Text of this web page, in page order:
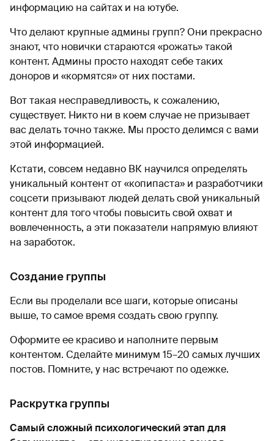
информацию на сайтах и на ютубе.
Что делают крупные админы групп? Они прекрасно
знают, что новички стараются «рожать» такой
контент. Админы просто находят себе таких
доноров и «кормятся» от них постами.
Вот такая несправедливость, к сожалению,
существует. Никто ни в коем случае не призывает
вас делать точно также. Мы просто делимся с вами
этой информацией.
Кстати, совсем недавно ВК научился определять
уникальный контент от «копипаста» и разработчики
соцсети призывают людей делать свой уникальный
контент для того чтобы повысить свой охват и
вовлеченность, а эти показатели напрямую влияют
на заработок.
Создание группы
Если вы проделали все шаги, которые описаны
выше, то самое время создать свою группу.
Оформите ее красиво и наполните первым
контентом. Сделайте минимум 15–20 самых лучших
постов. Помните, у нас встречают по одежке.
Раскрутка группы
Самый сложный психологический этап для